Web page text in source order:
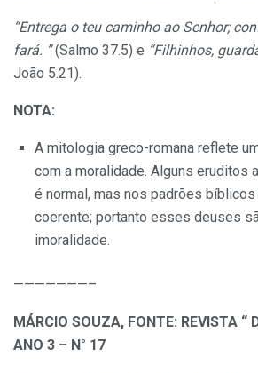
“Entrega o teu caminho ao Senhor;
fará. ”(Salmo 37.5) e “Filhinhos,
João 5.21).
NOTA:
A mitologia greco-romana reflete
com a moralidade. Alguns eruditos
é normal, mas nos padrões
coerente; portanto esses deuses
imoralidade.
———————–
MÁRCIO SOUZA, FONTE: REVISTA “
ANO 3 – N° 17